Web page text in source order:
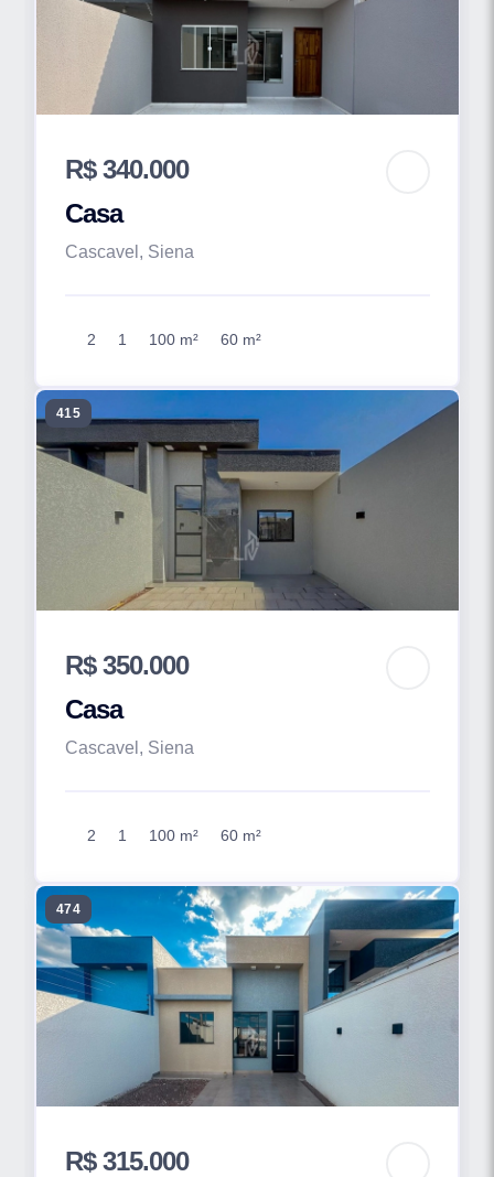
R$ 340.000
Casa
Cascavel, Siena
2 1 100 m² 60 m²
415
R$ 350.000
Casa
Cascavel, Siena
2 1 100 m² 60 m²
474
R$ 315.000